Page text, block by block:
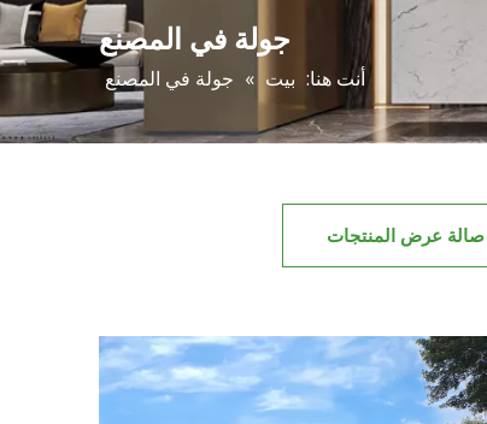
جولة في المصنع
أنت هنا: بيت » جولة في المصنع
صالة عرض المنتجات